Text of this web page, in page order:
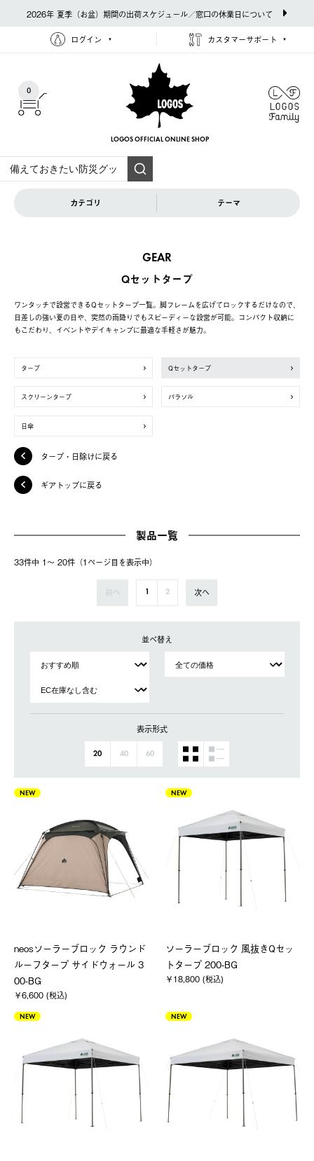
2026年 夏季（お盆）期間の出荷スケジュール／窓口の休業日について
ログイン カスタマーサポート
0
LOGOS OFFICIAL ONLINE SHOP
カテゴリ テーマ
GEAR
Qセットタープ
ワンタッチで設営できるQセットタープ一覧。脚フレームを広げてロックするだけなので、
日差しの強い夏の日や、突然の雨降りでもスピーディーな設営が可能。コンパクト収納に
もこだわり、イベントやデイキャンプに最適な手軽さが魅力。
タープ Qセットタープ
スクリーンタープ パラソル
日傘
タープ・日除けに戻る
ギアトップに戻る
製品一覧
33件中 1〜 20件（1ページ⽬を表⽰中）
前へ 1 2 次へ
並べ替え
表示形式
20 40 60
NEW
neosソーラーブロック ラウンド
ルーフタープ サイドウォール 3
00-BG
￥6,600 (税込)
NEW
ソーラーブロック 風抜きQセッ
トタープ 200-BG
￥18,800 (税込)
NEW NEW